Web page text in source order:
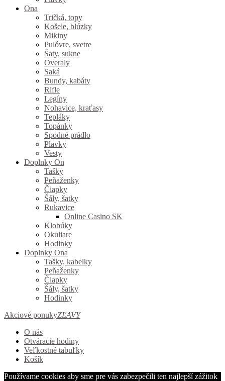
Ona
Tričká, topy
Košele, blúzky
Mikiny
Pulóvre, svetre
Šaty, sukne
Overaly
Saká
Bundy, kabáty
Rifle
Legíny
Nohavice, kraťasy
Tepláky
Topánky
Spodné prádlo
Plavky
Vesty
Doplnky On
Tašky
Peňaženky
Čiapky
Šály, šatky
Rukavice
Online Casino SK
Klobúky
Okuliare
Hodinky
Doplnky Ona
Tašky, kabelky
Peňaženky
Čiapky
Šály, šatky
Hodinky
Akciové ponukyZĽAVY
O nás
Otváracie hodiny
Veľkostné tabuľky
Košík
Používame cookies aby sme pre vás zabezpečili ten najlepší zážitok